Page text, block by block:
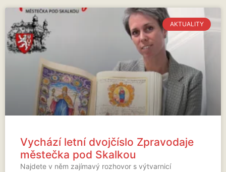
AKTUALITY
Vychází letní dvojčíslo Zpravodaje
městečka pod Skalkou
Najdete v něm zajímavý rozhovor s výtvarnicí